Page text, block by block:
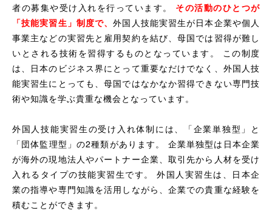
者の募集や受け入れを行っています。 その活動のひとつが
「技能実習生」制度で、外国人技能実習生が日本企業や個人
事業主などの実習先と雇用契約を結び、母国では習得が難し
いとされる技術を習得するものとなっています。 この制度
は、日本のビジネス界にとって重要なだけでなく、外国人技
能実習生にとっても、母国ではなかなか習得できない専門技
術や知識を学ぶ貴重な機会となっています。
外国人技能実習生の受け入れ体制には、「企業単独型」と
「団体監理型」の2種類があります。 企業単独型は日本企業
が海外の現地法人やパートナー企業、取引先から人材を受け
入れるタイプの技能実習生です。 外国人実習生は、日本企
業の指導や専門知識を活用しながら、企業での貴重な経験を
積むことができます。